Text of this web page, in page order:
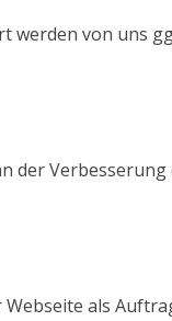
werden von uns
der
als